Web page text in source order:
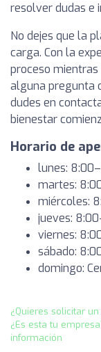
resolver dudas e
No dejes que la
carga. Con la
proceso mientras
alguna pregunta
dudes en
bienestar
Horario de
lunes:
martes:
miércoles:
jueves:
viernes:
sábado:
domingo:
¿Quieres solicitar
¿Es esta tu
información